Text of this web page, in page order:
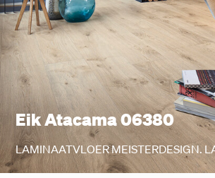
Eik Atacama 06380
LAMINAATVLOER MEISTERDESIGN.